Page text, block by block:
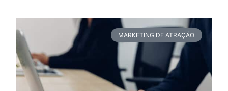
MARKETING DE ATRAÇÃO